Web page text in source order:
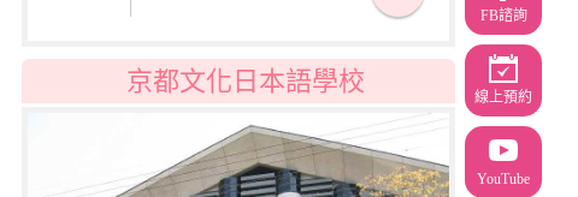
京都文化日本語學校
FB諮詢
線上預約
YouTube